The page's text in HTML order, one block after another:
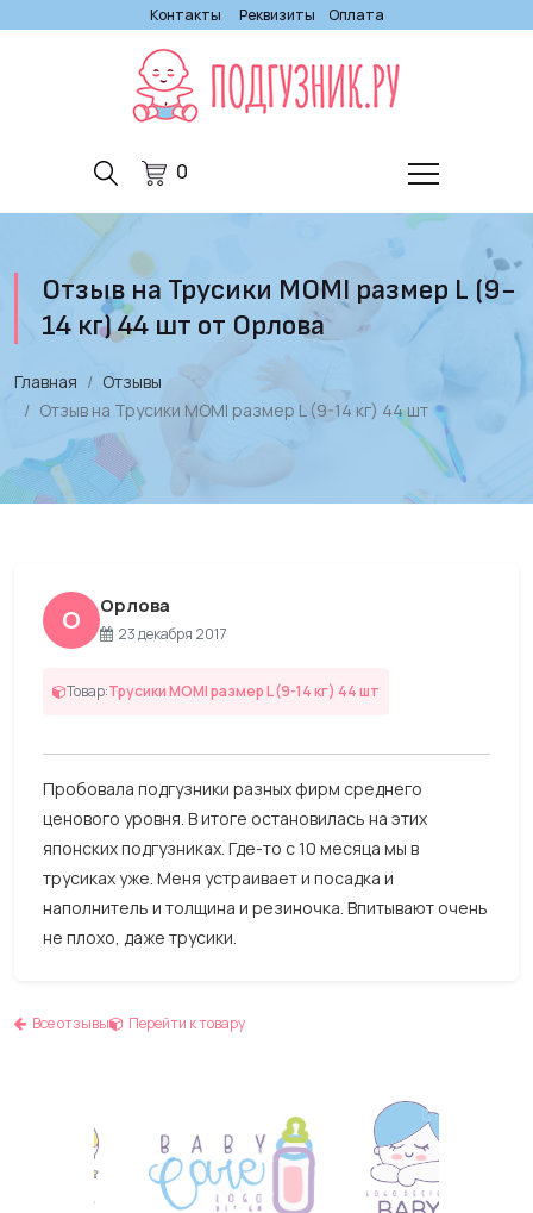
Контакты Реквизиты Оплата
0
Отзыв на Трусики MOMI размер L (9-
14 кг) 44 шт от Орлова
Главная
Отзывы
Отзыв на Трусики MOMI размер L (9-14 кг) 44 шт
О Орлова
23 декабря 2017
Товар:Трусики MOMI размер L (9-14 кг) 44 шт
Пробовала подгузники разных фирм среднего
ценового уровня. В итоге остановилась на этих
японских подгузниках. Где-то с 10 месяца мы в
трусиках уже. Меня устраивает и посадка и
наполнитель и толщина и резиночка. Впитывают очень
не плохо, даже трусики.
Все отзывы Перейти к товару